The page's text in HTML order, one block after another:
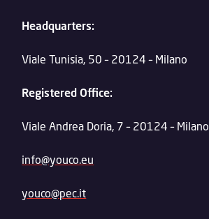
Headquarters:
Viale Tunisia, 50 – 20124 – Milano
Registered Office:
Viale Andrea Doria, 7 – 20124 – Milano
info@youco.eu
youco@pec.it